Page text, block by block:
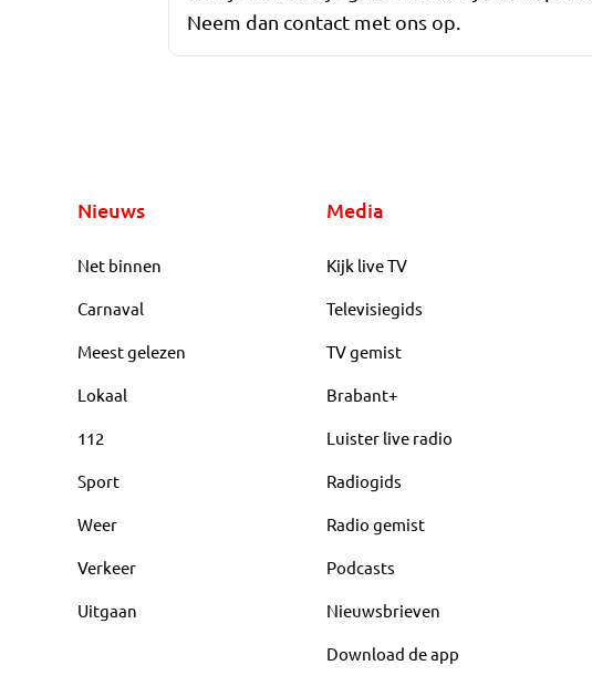
Neem dan contact met ons op.
Nieuws
Net binnen
Carnaval
Meest gelezen
Lokaal
112
Sport
Weer
Verkeer
Uitgaan
Media
Kijk live TV
Televisiegids
TV gemist
Brabant+
Luister live radio
Radiogids
Radio gemist
Podcasts
Nieuwsbrieven
Download de app